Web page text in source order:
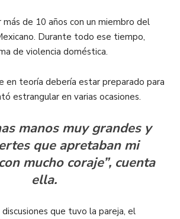
más de 10 años con un miembro del
Durante todo ese tiempo,
de violencia doméstica.
en teoría debería estar preparado para
estrangular en varias ocasiones.
manos muy grandes y
que apretaban mi
mucho coraje”, cuenta
ella.
que tuvo la pareja, el